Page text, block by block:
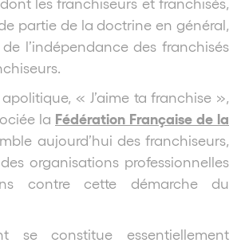
partie de la doctrine en général,
l’indépendance des franchisés
« J’aime ta franchise »,
la Fédération Française de la
aujourd’hui des franchiseurs,
organisations professionnelles
contre cette démarche du
se constitue essentiellement